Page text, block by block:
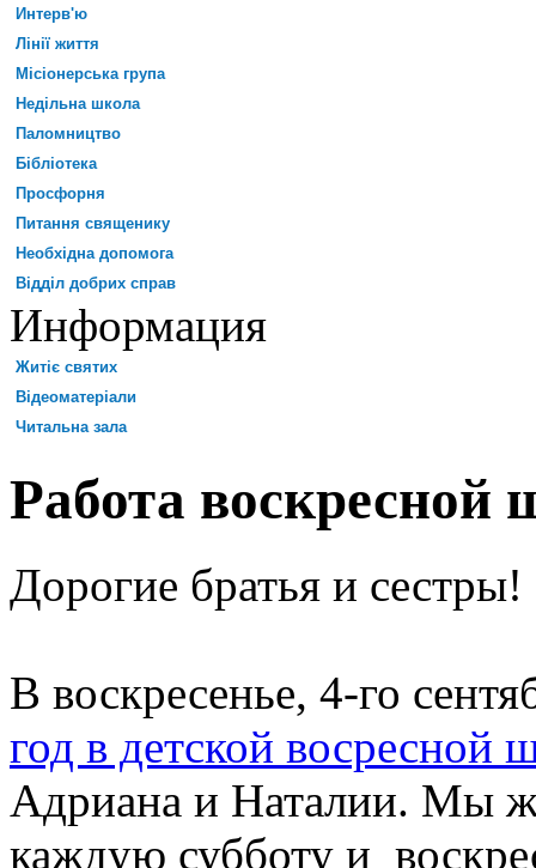
Интерв'ю
Лінії життя
Місіонерська група
Недільна школа
Паломництво
Бібліотека
Просфорня
Питання священику
Необхідна допомога
Відділ добрих справ
Информация
Житіє святих
Відеоматеріали
Читальна зала
Работа воскресной
Дорогие братья и сестры!
В воскресенье, 4-го
год в детской восресной
Адриана и Наталии. Мы
каждую субботу и